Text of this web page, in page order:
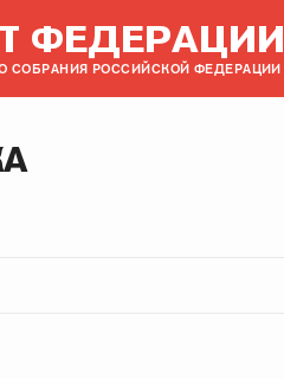
ФЕДЕРАЦИИ
СОБРАНИЯ РОССИЙСКОЙ ФЕДЕРАЦИИ